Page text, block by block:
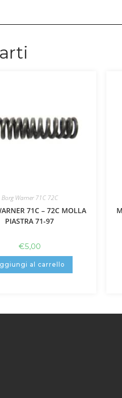
Borg Warner 71C 72C
71C – 72C MOLLA
PIASTRA 71-97
€5,00
al carrello